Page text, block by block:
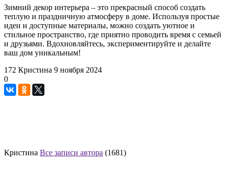
Зимний декор интерьера – это прекрасный способ создать
теплую и праздничную атмосферу в доме. Используя простые
идеи и доступные материалы, можно создать уютное и
стильное пространство, где приятно проводить время с семьей
и друзьями. Вдохновляйтесь, экспериментируйте и делайте
ваш дом уникальным!
172 Кристина 9 ноября 2024
0
Кристина Все записи автора (1681)